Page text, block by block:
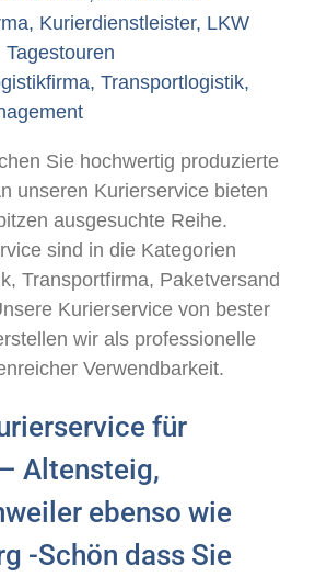
Kurierdienstleister, LKW
Transportlogistik,
Sie hochwertig produzierte
unseren Kurierservice bieten
ausgesuchte Reihe.
sind in die Kategorien
Transportfirma, Paketversand
Kurierservice von bester
wir als professionelle
Verwendbarkeit.
für
Altensteig,
ebenso wie
-Schön dass Sie